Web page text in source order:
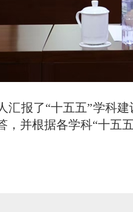
汇报了“十五五”学科
并根据各学科“十五